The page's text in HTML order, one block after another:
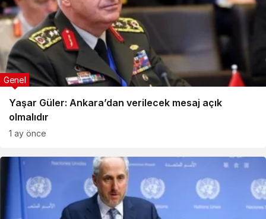
Yaşar Güler: Ankara’dan verilecek mesaj açık
olmalıdır
Genel
1 ay önce